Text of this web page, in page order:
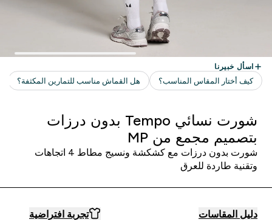
شورت نسائي Tempo بدون درزات
بتصميم مجمع من MP
شورت بدون درزات مع كشكشة ونسيج مطاط 4 اتجاهات
وتقنية طاردة للعرق
دليل المقاسات تجربة افتراضية